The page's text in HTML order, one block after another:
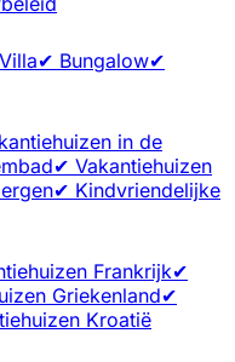
✔ Bungalow✔
in de
✔ Vakantiehuizen
✔ Kindvriendelijke
Frankrijk✔
Griekenland✔
Kroatië